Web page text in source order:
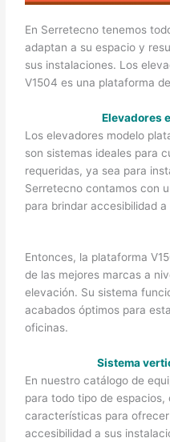
En Serretecno tenemos
adaptan a su espacio y
sus instalaciones. Los
V1504 es una plataforma
Elevadores
Los elevadores modelo
son sistemas ideales para
requeridas, ya sea para
Serretecno contamos con
para brindar accesibilidad a
Entonces, la plataforma
de las mejores marcas a
elevación. Su sistema
acabados óptimos para
oficinas.
Sistema
En nuestro catálogo de
para todo tipo de
características para
accesibilidad a sus